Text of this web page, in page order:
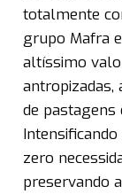
totalmente
grupo Mafra
altíssimo
antropizadas,
de pastagens
zero
preservando